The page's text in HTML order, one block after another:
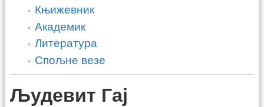
Књижевник
Академик
Литература
Спољне везе
Људевит Гај